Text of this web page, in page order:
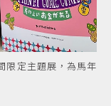
限定主題展，為馬年